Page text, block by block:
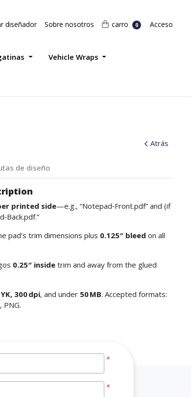
diseñador Sobre nosotros carro
carro 0 Acceso
Acceso
Vehicle Wraps
Atrás
de diseño
printed side—e.g., “Notepad‑Front.pdf” and (if
pad’s trim dimensions plus 0.125″ bleed on all
0.25″ inside trim and away from the glued
300 dpi, and under 50 MB. Accepted formats:
PNG.
*
*